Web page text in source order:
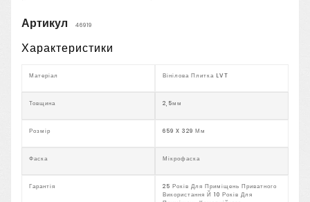
Артикул 46919
Характеристики
Матеріал Вінілова Плитка LVT
Товщина 2,5мм
Розмір 659 X 329 Мм
Фаска Мікрофаска
Гарантія
25 Років Для Приміщень Приватного
Використання Й 10 Років Для